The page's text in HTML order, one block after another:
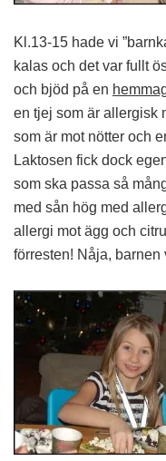
Kl.13-15 hade vi
kalas och det var fullt
och bjöd på en
en tjej som är allergisk
som är mot nötter och
Laktosen fick dock
som ska passa så
med sån hög med
allergi mot ägg och
förresten! Nåja,